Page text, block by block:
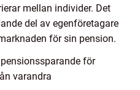
mellan individer. Det
del av egenföretagare
för sin pension.
för
varandra